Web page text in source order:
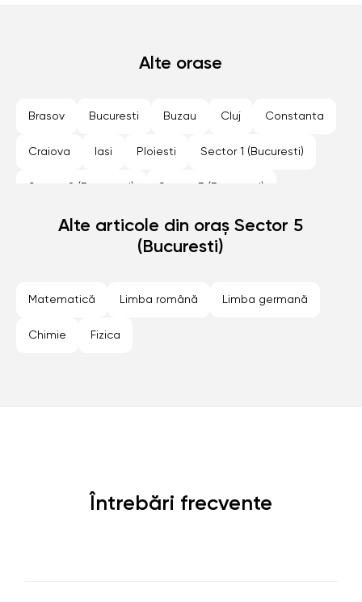
Alte orase
Brasov Bucuresti Buzau Cluj Constanta
Craiova Iasi Ploiesti Sector 1 (Bucuresti)
Sector 2 (Bucuresti) Sector 3 (Bucuresti)
Sector 4 (Bucuresti) Sector 5 (Bucuresti)
Alte articole din oraș Sector 5
(Bucuresti)
Matematică Limba română Limba germană
Chimie Fizica
Întrebări frecvente